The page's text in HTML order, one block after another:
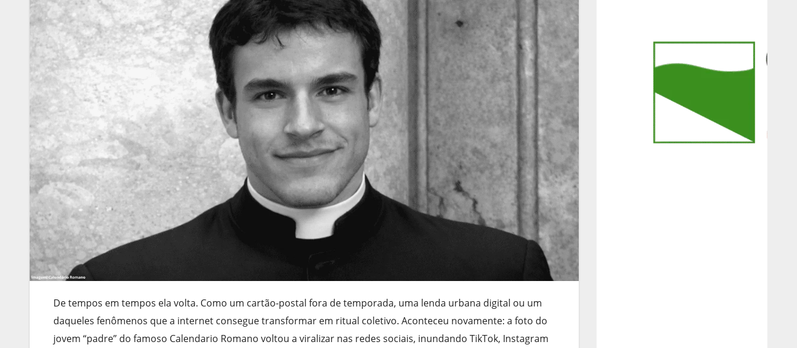
De tempos em tempos ela volta. Como um cartão-postal fora de temporada, uma lenda urbana digital ou um
daqueles fenômenos que a internet consegue transformar em ritual coletivo. Aconteceu novamente: a foto do
jovem “padre” do famoso Calendario Romano voltou a viralizar nas redes sociais, inundando TikTok, Instagram